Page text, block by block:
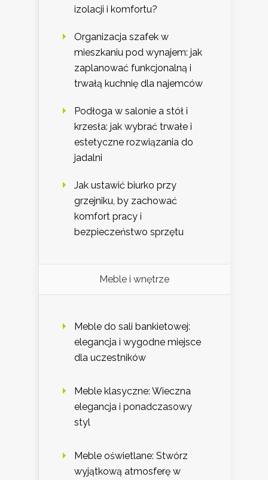
izolacji i komfortu?
Organizacja szafek w
mieszkaniu pod wynajem: jak
zaplanować funkcjonalną i
trwałą kuchnię dla najemców
Podłoga w salonie a stół i
krzesła: jak wybrać trwałe i
estetyczne rozwiązania do
jadalni
Jak ustawić biurko przy
grzejniku, by zachować
komfort pracy i
bezpieczeństwo sprzętu
Meble i wnętrze
Meble do sali bankietowej:
elegancja i wygodne miejsce
dla uczestników
Meble klasyczne: Wieczna
elegancja i ponadczasowy
styl
Meble oświetlane: Stwórz
wyjątkową atmosferę w